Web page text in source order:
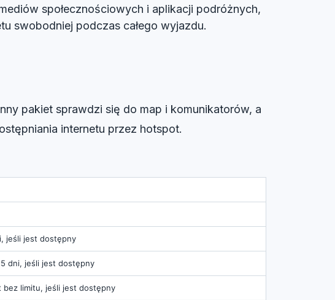
społecznościowych i aplikacji podróżnych,
swobodniej podczas całego wyjazdu.
pakiet sprawdzi się do map i komunikatorów, a
internetu przez hotspot.
jeśli jest dostępny
dni, jeśli jest dostępny
limitu, jeśli jest dostępny